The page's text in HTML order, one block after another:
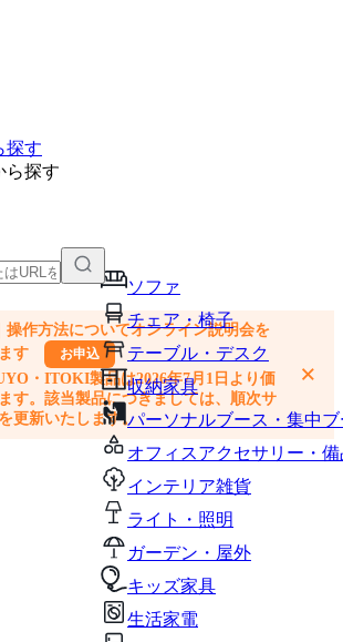
探す
ら探す
ソファ
チェア・椅子
テーブル・デスク
収納家具
パーソナルブース・集中
オフィスアクセサリー・備
インテリア雑貨
ライト・照明
ガーデン・屋外
キッズ家具
生活家電
トに追加
ジのURLを貼り付けて、カートに追加できます
作方法についてオンライン説明会を
す
お申込
・ITOKI製品は2026年7月1日より価
す。該当製品につきましては、順次サ
更新いたします。
×